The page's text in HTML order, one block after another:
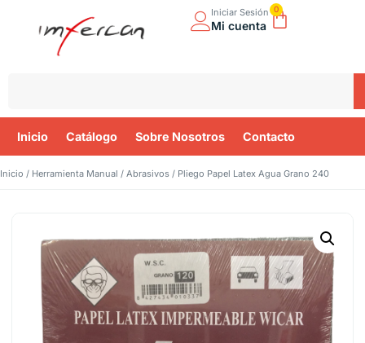
Iniciar Sesión
Mi cuenta
0
Inicio Catálogo Sobre Nosotros Contacto
Inicio / Herramienta Manual / Abrasivos / Pliego Papel Latex Agua Grano 240